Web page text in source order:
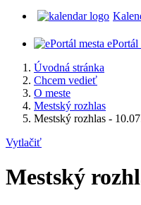
ePortál
Úvodná stránka
Chcem vedieť
O meste
Mestský rozhlas
Mestský rozhlas -
Vytlačiť
Mestský